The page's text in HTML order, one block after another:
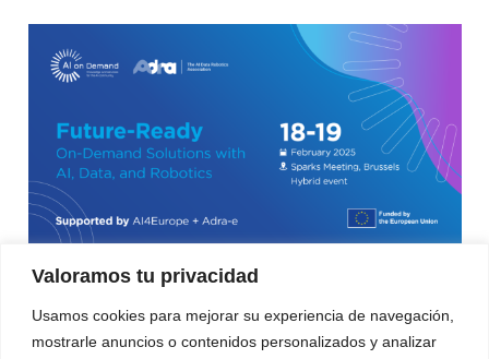
Valoramos tu privacidad
Usamos cookies para mejorar su experiencia de navegación,
mostrarle anuncios o contenidos personalizados y analizar
Future-Ready On-Demand Solutions with AI, Data
and Robotics – Hibrido